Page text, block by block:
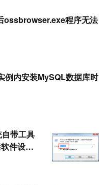
ossbrowser.exe程序无法
内安装MySQL数据库时
带工具
件设置